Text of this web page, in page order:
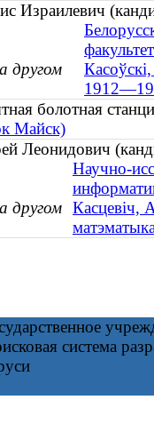
Израилевич
факультет
другом
болотная
Майск)
Леонидович
Научно-
другом Касцевiч,
система